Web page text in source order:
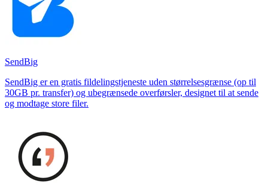
SendBig
SendBig er en gratis fildelingstjeneste uden størrelsesgrænse (op til
30GB pr. transfer) og ubegrænsede overførsler, designet til at sende
og modtage store filer.